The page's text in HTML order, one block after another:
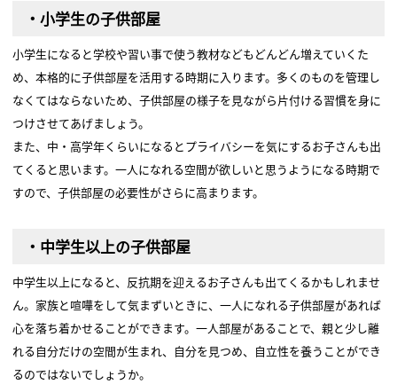
・小学生の子供部屋
小学生になると学校や習い事で使う教材などもどんどん増えていくた
め、本格的に子供部屋を活用する時期に入ります。多くのものを管理し
なくてはならないため、子供部屋の様子を見ながら片付ける習慣を身に
つけさせてあげましょう。
また、中・高学年くらいになるとプライバシーを気にするお子さんも出
てくると思います。一人になれる空間が欲しいと思うようになる時期で
すので、子供部屋の必要性がさらに高まります。
・中学生以上の子供部屋
中学生以上になると、反抗期を迎えるお子さんも出てくるかもしれませ
ん。家族と喧嘩をして気まずいときに、一人になれる子供部屋があれば
心を落ち着かせることができます。一人部屋があることで、親と少し離
れる自分だけの空間が生まれ、自分を見つめ、自立性を養うことができ
るのではないでしょうか。